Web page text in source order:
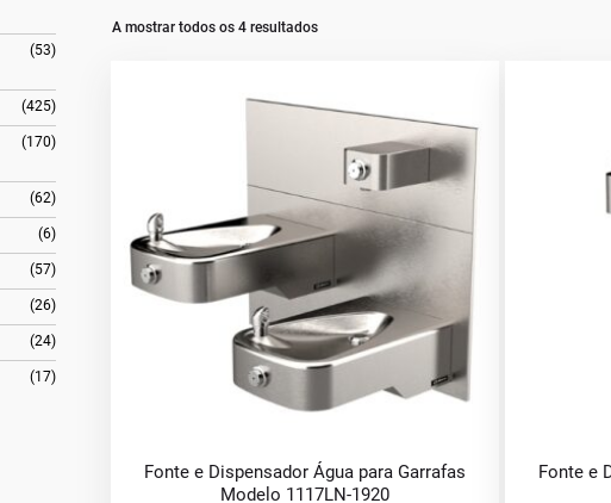
(53)
(425)
(170)
(62)
(6)
(57)
(26)
(24)
(17)
A mostrar todos os 4 resultados
Fonte e Dispensador Água para Garrafas
Modelo 1117LN-1920
Fonte e